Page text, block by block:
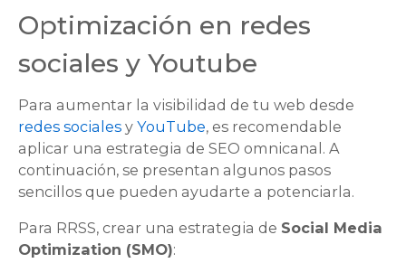
Optimización en redes
sociales y Youtube
Para aumentar la visibilidad de tu web desde
redes sociales y YouTube, es recomendable
aplicar una estrategia de SEO omnicanal. A
continuación, se presentan algunos pasos
sencillos que pueden ayudarte a potenciarla.
Para RRSS, crear una estrategia de Social Media
Optimization (SMO):